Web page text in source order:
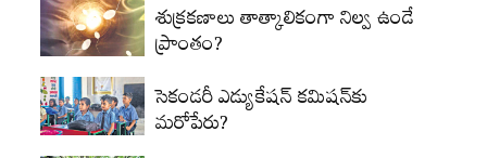
శుక్రకణాలు తాత్కాలికంగా నిల్వ ఉండే
ప్రాంతం?
సెకండరీ ఎడ్యుకేషన్‌ కమిషన్‌కు
మరోపేరు?